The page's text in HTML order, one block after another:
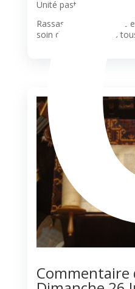
Unité pastorale
Rassasiés par la Parole
soin de la foule dans
Commentaire